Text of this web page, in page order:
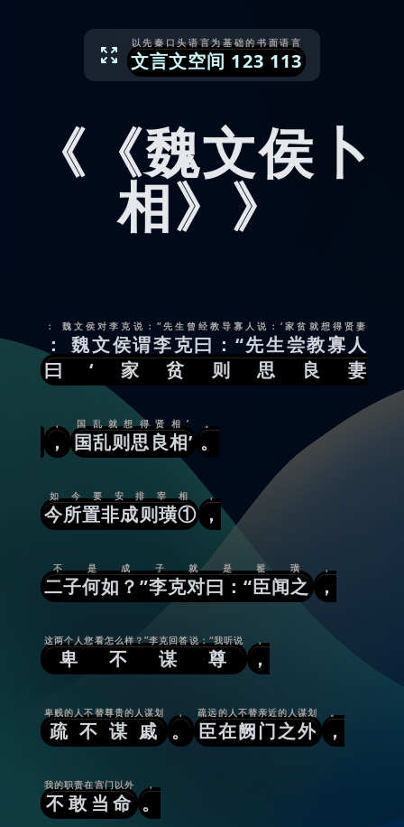
文言文空间 123 113
以先秦口头语言为基础的书面语言
《《魏文侯卜
相》》
： 魏文侯谓李克曰：“先生尝教寡人
曰‘家贫则思良妻
： 魏文侯对李克说：“先生曾经教导寡人说：‘家贫就想得贤妻
，
，
国乱则思良相’
国乱就想得贤相’
。
。
今所置非成则璜①
如今要安排宰相
，
，
二子何如？”李克对曰：“臣闻之
不是成子就是翟璜
，
，
卑不谋尊
这两个人您看怎么样？”李克回答说：“我听说
，
，
疏不谋戚
卑贱的人不替尊贵的人谋划
。
，
臣在阙门之外
疏远的人不替亲近的人谋划
，
。
不敢当命
我的职责在宫门以外
。
，